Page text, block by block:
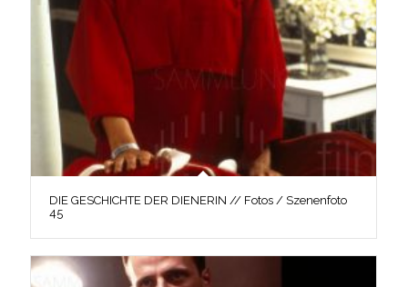
DIE GESCHICHTE DER DIENERIN // Fotos / Szenenfoto
45